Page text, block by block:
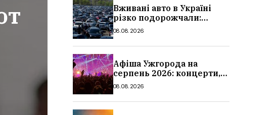
Вживані авто в Україні
різко подорожчали:
причини, які машини
08.08.2026
Афіша Ужгорода на
серпень 2026: концерти,
дати та ціни
08.08.2026